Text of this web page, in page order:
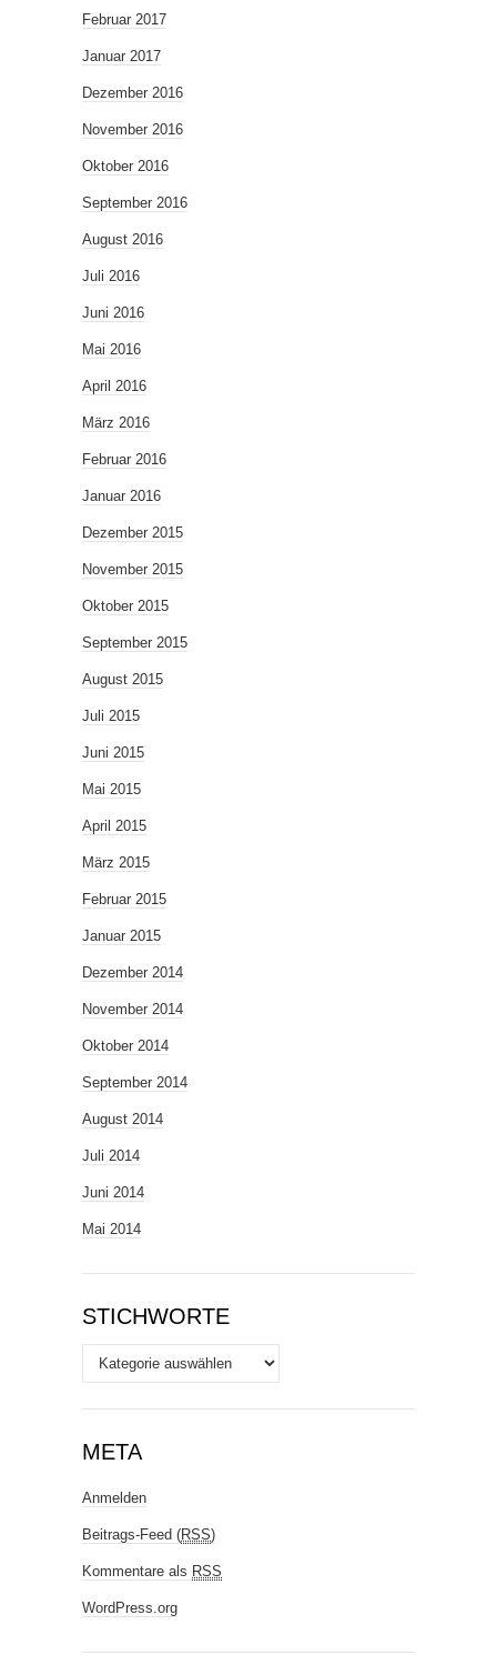
Februar 2017
Januar 2017
Dezember 2016
November 2016
Oktober 2016
September 2016
August 2016
Juli 2016
Juni 2016
Mai 2016
April 2016
März 2016
Februar 2016
Januar 2016
Dezember 2015
November 2015
Oktober 2015
September 2015
August 2015
Juli 2015
Juni 2015
Mai 2015
April 2015
März 2015
Februar 2015
Januar 2015
Dezember 2014
November 2014
Oktober 2014
September 2014
August 2014
Juli 2014
Juni 2014
Mai 2014
STICHWORTE
Stichworte
META
Anmelden
Beitrags-Feed (RSS)
Kommentare als RSS
WordPress.org